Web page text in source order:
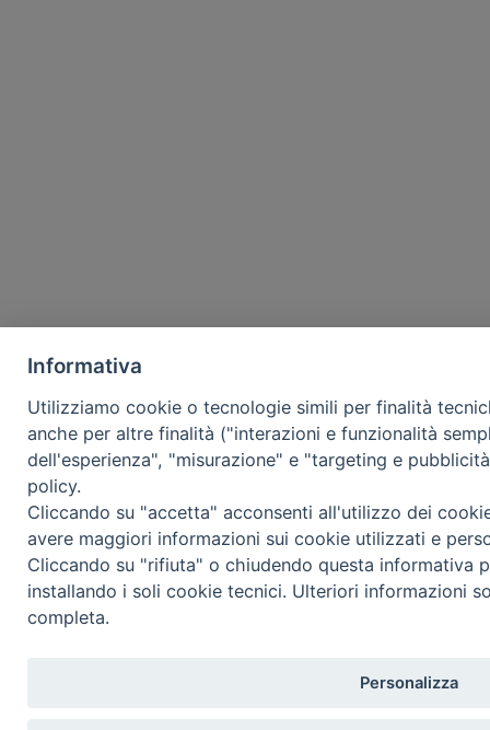
Informativa
Utilizziamo cookie o tecnologie simili per finalità
anche per altre finalità ("interazioni e funzionalità
dell'esperienza", "misurazione" e "targeting e
policy.
Cliccando su "accetta" acconsenti all'utilizzo dei
avere maggiori informazioni sui cookie utilizzati e
Cliccando su "rifiuta" o chiudendo questa informativa
installando i soli cookie tecnici. Ulteriori informazioni
completa.
Personalizza